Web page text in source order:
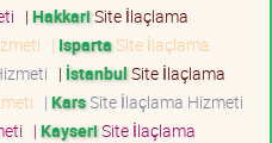
| HakkariSite İlaçlama
| Isparta Site İlaçlama
| İstanbulSite İlaçlama
| KarsSite İlaçlama Hizmeti
| KayseriSite İlaçlama